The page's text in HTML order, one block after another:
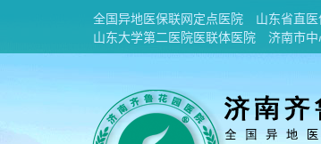
全国异地医保联网定点医院 山东省直
山东大学第二医院医联体医院
济南市